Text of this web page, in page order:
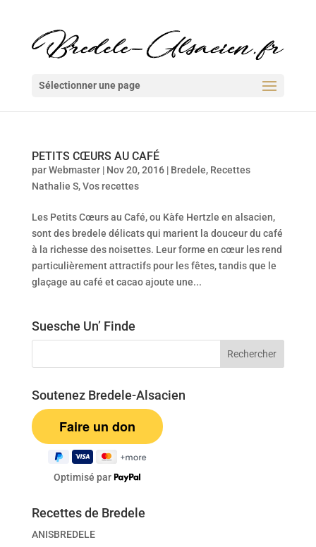
Sélectionner une page
PETITS CŒURS AU CAFÉ
parWebmaster| Nov 20, 2016| Bredele, Recettes
Nathalie S,Vos recettes
Les Petits Cœurs au Café, ou Kàfe Hertzle en alsacien,
sont des bredele délicats qui marient la douceur du café
à la richesse des noisettes. Leur forme en cœur les rend
particulièrement attractifs pour les fêtes, tandis que le
glaçage au café et cacao ajoute une...
Suesche Un’ Finde
Soutenez Bredele-Alsacien
Optimisé par
Recettes de Bredele
ANISBREDELE